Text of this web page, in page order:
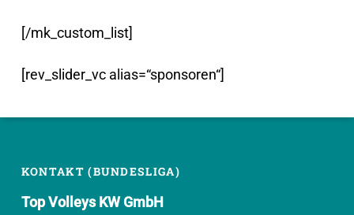
[/mk_custom_list]
[rev_slider_vc alias=“sponsoren“]
KONTAKT (BUNDESLIGA)
Top Volleys KW GmbH